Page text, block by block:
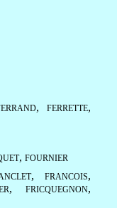
,FERRETTE,
, FOURNIER
,FRANCOIS,
,FRICQUEGNON,